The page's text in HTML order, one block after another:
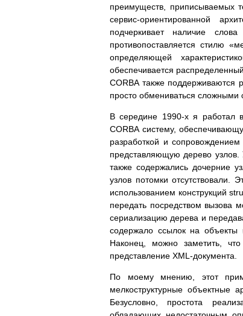
преимуществ, приписываемых
сервис-ориентированной
подчеркивает наличие
противопоставляется стилю
определяющей
обеспечивается
CORBA также поддерживаются
просто обмениваться
В середине 1990-х я работал
CORBA систему,
разработкой и
представляющую дерево
также содержались дочерние
узлов потомки отсутствовали.
использованием конструкций
передать посредством вызова
сериализацию дерева и
содержало ссылок на объекты
Наконец, можно заметить,
представление XML-документа.
По моему мнению, этот
мелкоструктурные объектные
Безусловно, простота